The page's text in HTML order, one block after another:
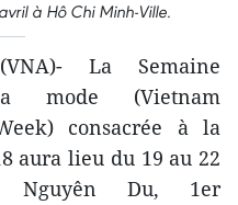
à Hô Chi Minh-Ville.
La Semaine
mode (Vietnam
consacrée à la
aura lieu du 19 au 22
Du, 1er